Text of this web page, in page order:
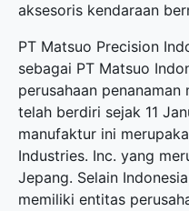
aksesoris kendaraan
PT Matsuo Precision
sebagai PT Matsuo
perusahaan
telah berdiri sejak 11
manufaktur ini
Industries. Inc. yang
Jepang. Selain
memiliki entitas